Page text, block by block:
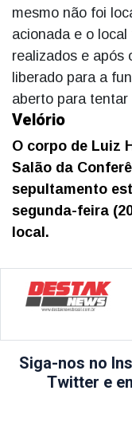
mesmo não foi
acionada e o
realizados e após
liberado para a
aberto para tentar
Velório
O corpo de Luiz
Salão da
sepultamento
segunda-feira
local.
Siga-nos no
Twitter e